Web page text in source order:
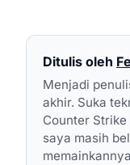
Ditulis oleh
Menjadi
akhir. Suka
Counter
saya masih